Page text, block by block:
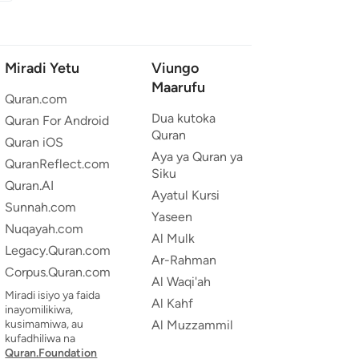
Miradi Yetu
Quran.com
Quran For Android
Quran iOS
QuranReflect.com
Quran.AI
Sunnah.com
Nuqayah.com
Legacy.Quran.com
Corpus.Quran.com
Miradi isiyo ya faida
inayomilikiwa,
kusimamiwa, au
kufadhiliwa na
Quran.Foundation
Viungo
Maarufu
Dua kutoka
Quran
Aya ya Quran ya
Siku
Ayatul Kursi
Yaseen
Al Mulk
Ar-Rahman
Al Waqi'ah
Al Kahf
Al Muzzammil